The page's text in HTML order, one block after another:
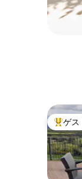
大好評
ゲス